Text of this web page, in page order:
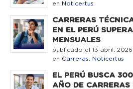
en Noticertus
CARRERAS
EN EL PERÚ
MENSUALES
publicado el 13 abril, 2026
en Carreras, Noticertus
EL PERÚ BUSCA
AÑO DE CARRERAS